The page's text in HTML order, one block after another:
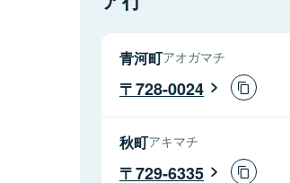
青河町アオガマチ
728-0024
秋町アキマチ
729-6335